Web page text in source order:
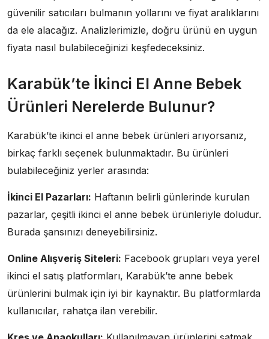
güvenilir satıcıları bulmanın yollarını ve fiyat aralıklarını
da ele alacağız. Analizlerimizle, doğru ürünü en uygun
fiyata nasıl bulabileceğinizi keşfedeceksiniz.
Karabük’te İkinci El Anne Bebek
Ürünleri Nerelerde Bulunur?
Karabük’te ikinci el anne bebek ürünleri arıyorsanız,
birkaç farklı seçenek bulunmaktadır. Bu ürünleri
bulabileceğiniz yerler arasında:
İkinci El Pazarları: Haftanın belirli günlerinde kurulan
pazarlar, çeşitli ikinci el anne bebek ürünleriyle doludur.
Burada şansınızı deneyebilirsiniz.
Online Alışveriş Siteleri: Facebook grupları veya yerel
ikinci el satış platformları, Karabük’te anne bebek
ürünlerini bulmak için iyi bir kaynaktır. Bu platformlarda
kullanıcılar, rahatça ilan verebilir.